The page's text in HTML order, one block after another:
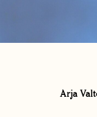
Arja